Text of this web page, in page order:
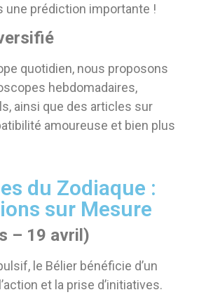
une prédiction importante !
quotidien, nous proposons
hebdomadaires,
ainsi que des articles sur
amoureuse et bien plus
du Zodiaque :
sur Mesure
– 19 avril)
le Bélier bénéficie d’un
et la prise d’initiatives.